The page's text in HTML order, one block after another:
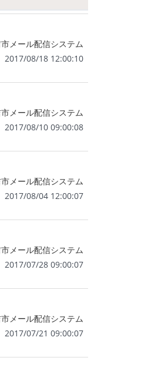
市メール配信システム
2017/08/18 12:00:10
市メール配信システム
2017/08/10 09:00:08
市メール配信システム
2017/08/04 12:00:07
市メール配信システム
2017/07/28 09:00:07
市メール配信システム
2017/07/21 09:00:07